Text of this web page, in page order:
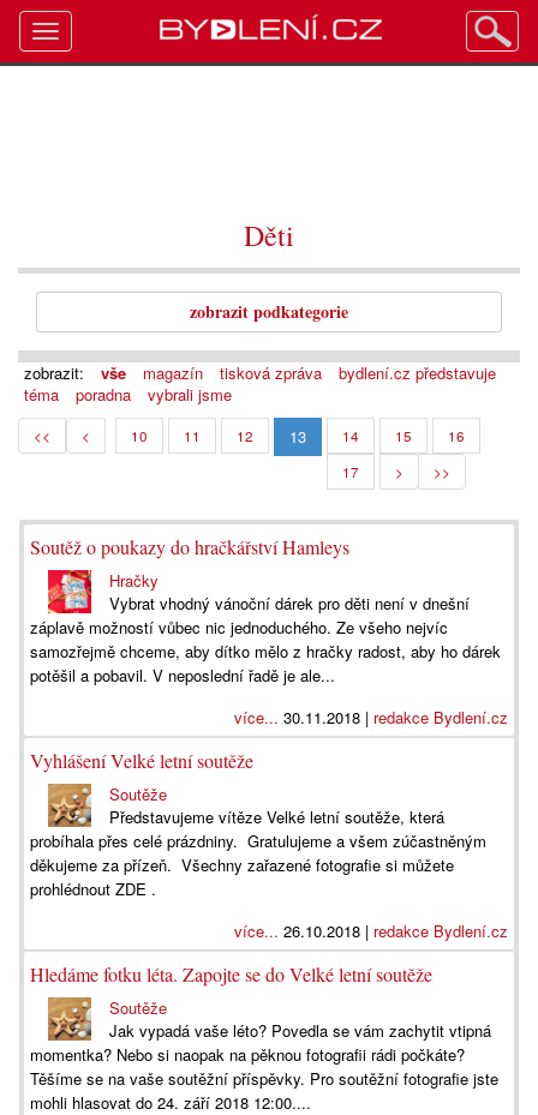
Děti
zobrazit podkategorie
zobrazit: vše magazín tisková zpráva
bydlení.cz představuje
téma
poradna vybrali jsme
<< < 10 11 12 13 14 15
16
17
> >>
Soutěž o poukazy do hračkářství Hamleys
Hračky
Vybrat vhodný vánoční dárek pro děti není v dnešní
záplavě možností vůbec nic jednoduchého. Ze všeho nejvíc
samozřejmě chceme, aby dítko mělo z hračky radost, aby ho dárek
potěšil a pobavil. V neposlední řadě je ale...
více... 30.11.2018 | redakce Bydlení.cz
Vyhlášení Velké letní soutěže
Soutěže
Představujeme vítěze Velké letní soutěže, která
probíhala přes celé prázdniny. Gratulujeme a všem zúčastněným
děkujeme za přízeň. Všechny zařazené fotografie si můžete
prohlédnout ZDE .
více... 26.10.2018 | redakce Bydlení.cz
Hledáme fotku léta. Zapojte se do Velké letní soutěže
Soutěže
Jak vypadá vaše léto? Povedla se vám zachytit vtipná
momentka? Nebo si naopak na pěknou fotografii rádi počkáte?
Těšíme se na vaše soutěžní příspěvky. Pro soutěžní fotografie jste
mohli hlasovat do 24. září 2018 12:00....
Toggle
navigation